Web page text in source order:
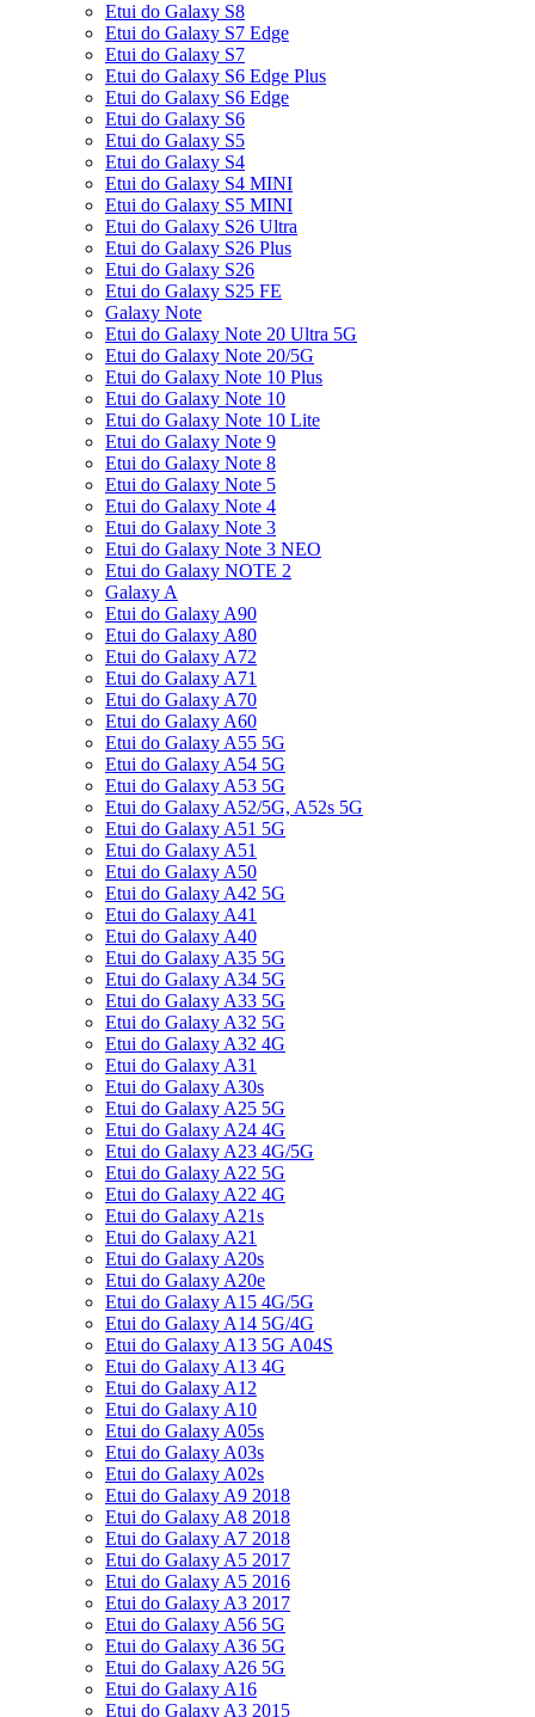
Etui do Galaxy S8
Etui do Galaxy S7 Edge
Etui do Galaxy S7
Etui do Galaxy S6 Edge Plus
Etui do Galaxy S6 Edge
Etui do Galaxy S6
Etui do Galaxy S5
Etui do Galaxy S4
Etui do Galaxy S4 MINI
Etui do Galaxy S5 MINI
Etui do Galaxy S26 Ultra
Etui do Galaxy S26 Plus
Etui do Galaxy S26
Etui do Galaxy S25 FE
Galaxy Note
Etui do Galaxy Note 20 Ultra 5G
Etui do Galaxy Note 20/5G
Etui do Galaxy Note 10 Plus
Etui do Galaxy Note 10
Etui do Galaxy Note 10 Lite
Etui do Galaxy Note 9
Etui do Galaxy Note 8
Etui do Galaxy Note 5
Etui do Galaxy Note 4
Etui do Galaxy Note 3
Etui do Galaxy Note 3 NEO
Etui do Galaxy NOTE 2
Galaxy A
Etui do Galaxy A90
Etui do Galaxy A80
Etui do Galaxy A72
Etui do Galaxy A71
Etui do Galaxy A70
Etui do Galaxy A60
Etui do Galaxy A55 5G
Etui do Galaxy A54 5G
Etui do Galaxy A53 5G
Etui do Galaxy A52/5G, A52s 5G
Etui do Galaxy A51 5G
Etui do Galaxy A51
Etui do Galaxy A50
Etui do Galaxy A42 5G
Etui do Galaxy A41
Etui do Galaxy A40
Etui do Galaxy A35 5G
Etui do Galaxy A34 5G
Etui do Galaxy A33 5G
Etui do Galaxy A32 5G
Etui do Galaxy A32 4G
Etui do Galaxy A31
Etui do Galaxy A30s
Etui do Galaxy A25 5G
Etui do Galaxy A24 4G
Etui do Galaxy A23 4G/5G
Etui do Galaxy A22 5G
Etui do Galaxy A22 4G
Etui do Galaxy A21s
Etui do Galaxy A21
Etui do Galaxy A20s
Etui do Galaxy A20e
Etui do Galaxy A15 4G/5G
Etui do Galaxy A14 5G/4G
Etui do Galaxy A13 5G A04S
Etui do Galaxy A13 4G
Etui do Galaxy A12
Etui do Galaxy A10
Etui do Galaxy A05s
Etui do Galaxy A03s
Etui do Galaxy A02s
Etui do Galaxy A9 2018
Etui do Galaxy A8 2018
Etui do Galaxy A7 2018
Etui do Galaxy A5 2017
Etui do Galaxy A5 2016
Etui do Galaxy A3 2017
Etui do Galaxy A56 5G
Etui do Galaxy A36 5G
Etui do Galaxy A26 5G
Etui do Galaxy A16
Etui do Galaxy A3 2015